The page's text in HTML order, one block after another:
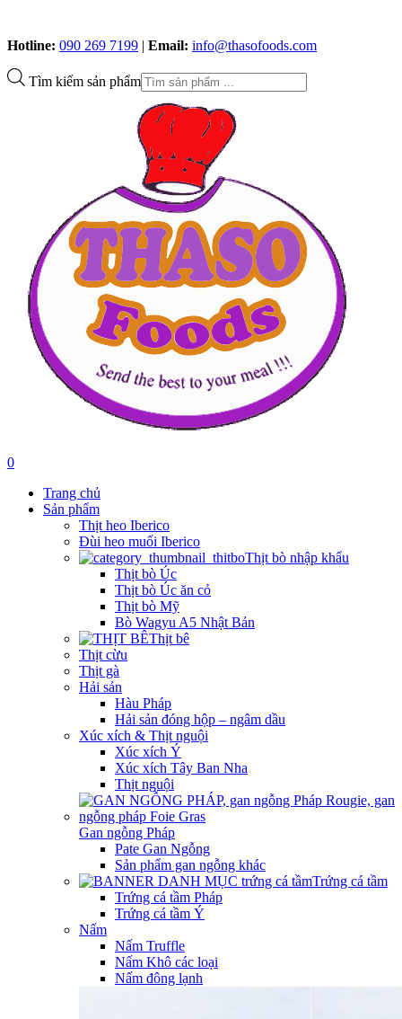
Hotline: 090 269 7199 | Email: info@thasofoods.com
Tìm kiếm sản phẩm
0
Trang chủ
Sản phẩm
Thịt heo Iberico
Đùi heo muối Iberico
Thịt bò nhập khẩu
Thịt bò Úc
Thịt bò Úc ăn cỏ
Thịt bò Mỹ
Bò Wagyu A5 Nhật Bản
Thịt bê
Thịt cừu
Thịt gà
Hải sản
Hàu Pháp
Hải sản đóng hộp – ngâm dầu
Xúc xích & Thịt nguội
Xúc xích Ý
Xúc xích Tây Ban Nha
Thịt nguội
Gan ngỗng Pháp
Pate Gan Ngỗng
Sản phẩm gan ngỗng khác
Trứng cá tầm
Trứng cá tầm Pháp
Trứng cá tầm Ý
Nấm
Nấm Truffle
Nấm Khô các loại
Nấm đông lạnh